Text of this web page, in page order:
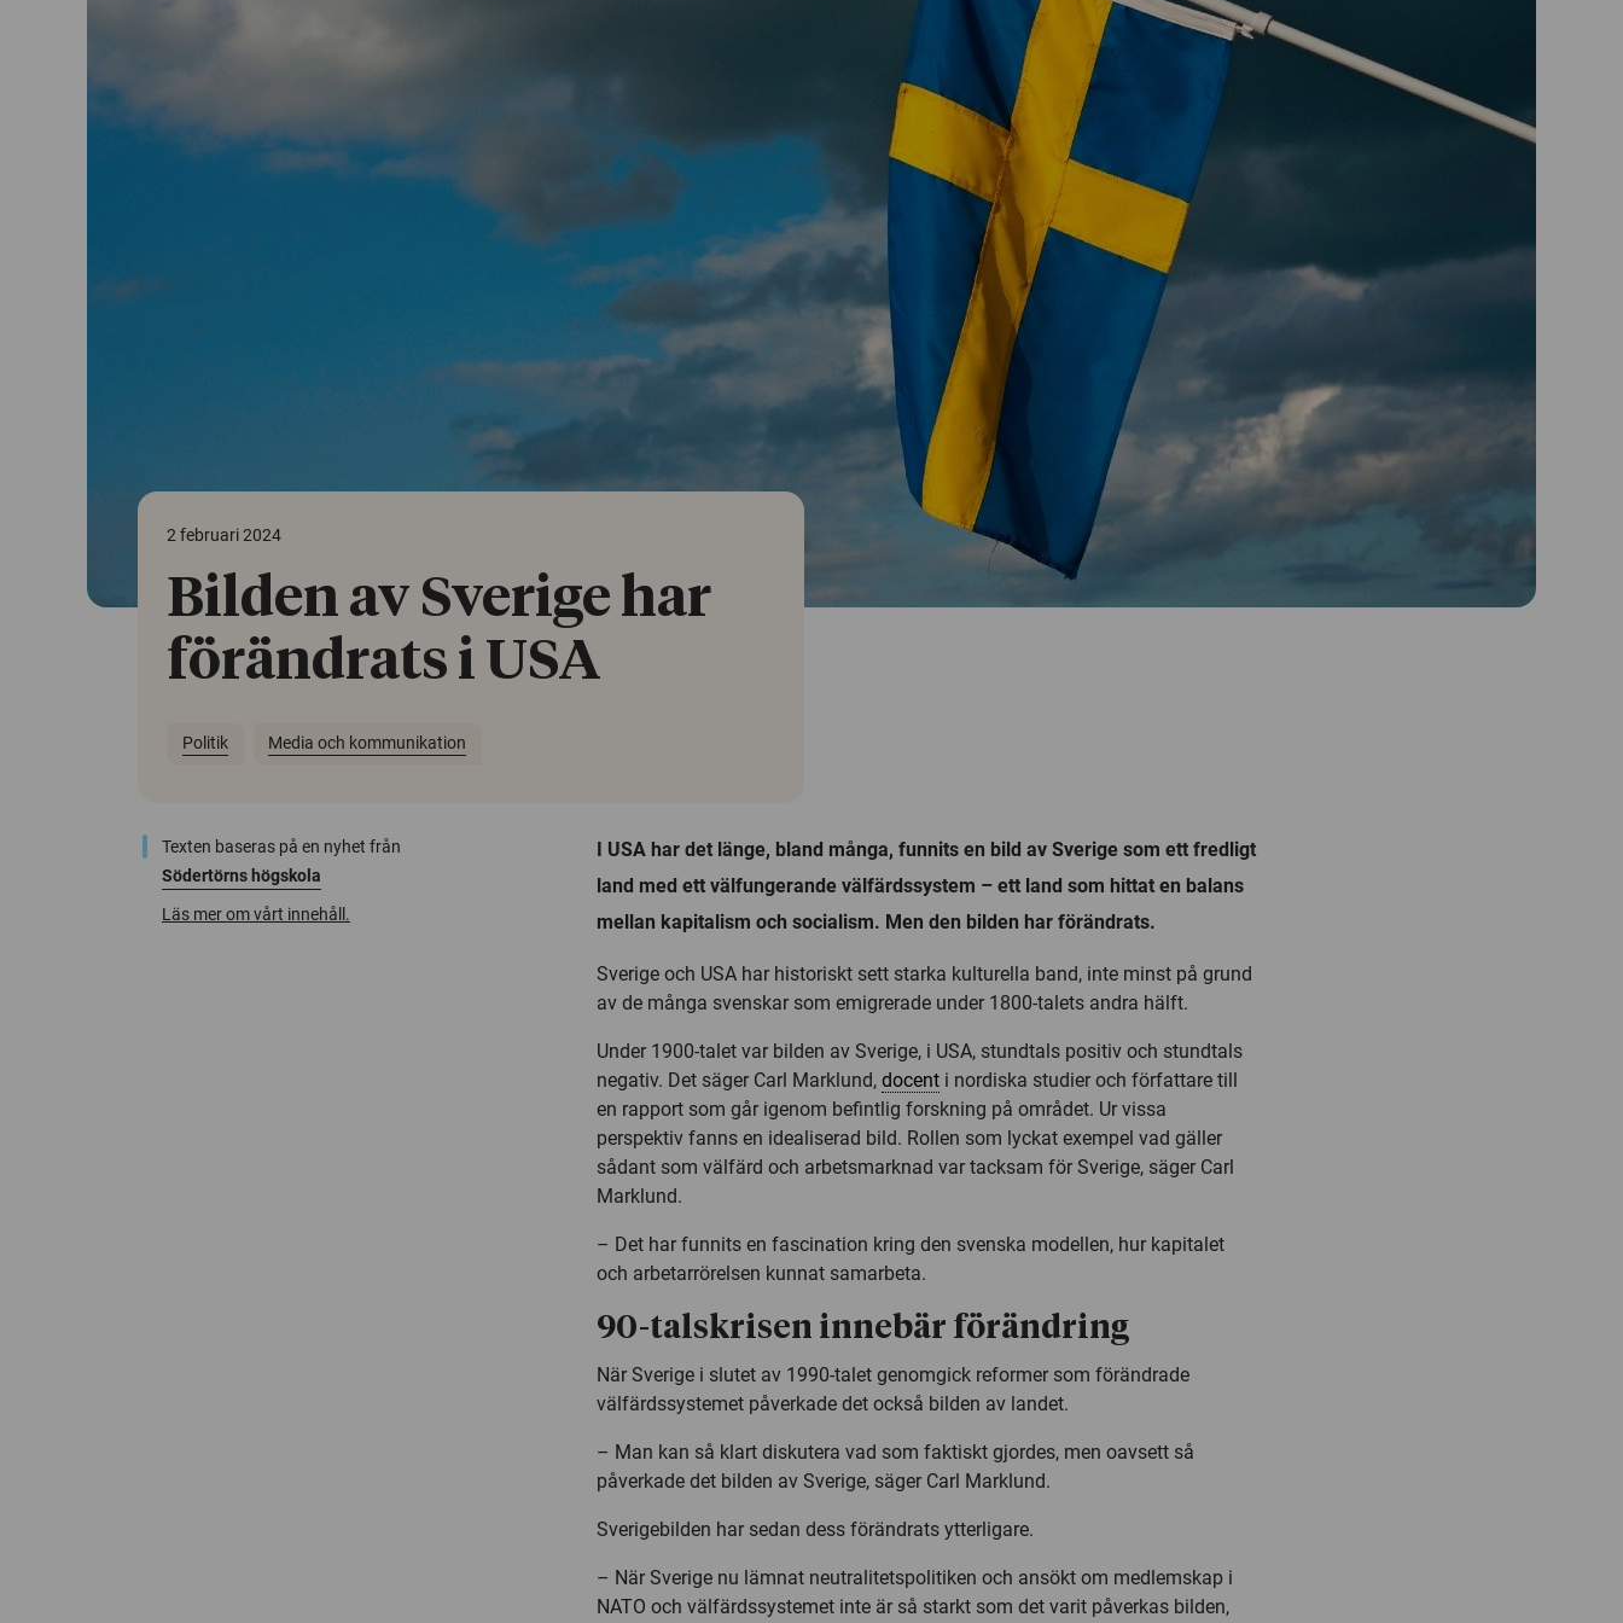
2 februari 2024
Bilden av Sverige har
förändrats i USA
Politik Media och kommunikation
Texten baseras på en nyhet från
Södertörns högskola
Läs mer om vårt innehåll.
I USA har det länge, bland många, funnits en bild av Sverige som ett fredligt
land med ett välfungerande välfärdssystem – ett land som hittat en balans
mellan kapitalism och socialism. Men den bilden har förändrats.
Sverige och USA har historiskt sett starka kulturella band, inte minst på grund
av de många svenskar som emigrerade under 1800-talets andra hälft.
Under 1900-talet var bilden av Sverige, i USA, stundtals positiv och stundtals
negativ. Det säger Carl Marklund, docent i nordiska studier och författare till
en rapport som går igenom befintlig forskning på området. Ur vissa
perspektiv fanns en idealiserad bild. Rollen som lyckat exempel vad gäller
sådant som välfärd och arbetsmarknad var tacksam för Sverige, säger Carl
Marklund.
– Det har funnits en fascination kring den svenska modellen, hur kapitalet
och arbetarrörelsen kunnat samarbeta.
90-talskrisen innebär förändring
När Sverige i slutet av 1990-talet genomgick reformer som förändrade
välfärdssystemet påverkade det också bilden av landet.
– Man kan så klart diskutera vad som faktiskt gjordes, men oavsett så
påverkade det bilden av Sverige, säger Carl Marklund.
Sverigebilden har sedan dess förändrats ytterligare.
– När Sverige nu lämnat neutralitetspolitiken och ansökt om medlemskap i
NATO och välfärdssystemet inte är så starkt som det varit påverkas bilden,